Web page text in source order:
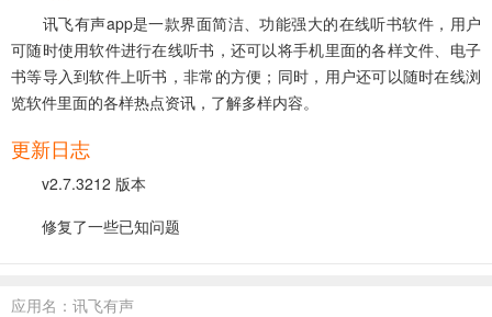
讯飞有声app是一款界面简洁、功能强大的在线听书软件，用户
可随时使用软件进行在线听书，还可以将手机里面的各样文件、电子
书等导入到软件上听书，非常的方便；同时，用户还可以随时在线浏
览软件里面的各样热点资讯，了解多样内容。
更新日志
v2.7.3212 版本
修复了一些已知问题
应用名：讯飞有声